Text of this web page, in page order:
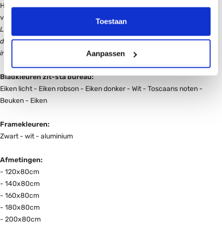
Toestaan
Aanpassen
Het Ergo frame is zelf eenvoudig te monteren. De bureaubladen zijn
voorzien inserts voor een eenvoudige montage.
Let wel: Bij bladen van 120 en 200cm breen en bladen van 90cm
diep dient u zelf het blad d.m.v. bladschroeven te monteren. De
inserts komen hier niet overeen.
Bladkleuren zit-sta bureau:
Eiken licht - Eiken robson - Eiken donker - Wit - Toscaans noten -
Beuken - Eiken
Framekleuren:
Zwart - wit - aluminium
Afmetingen:
- 120x80cm
- 140x80cm
- 160x80cm
- 180x80cm
- 200x80cm